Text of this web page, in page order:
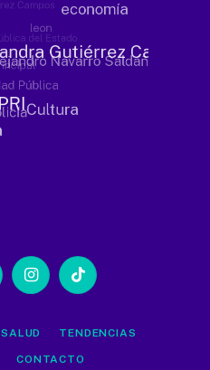
InstagramTikTok
SALUD TENDENCIAS
CONTACTO